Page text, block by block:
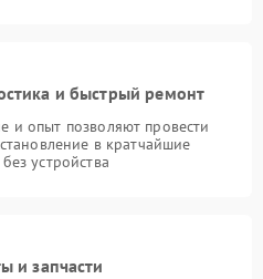
и быстрый ремонт
и опыт позволяют провести
в кратчайшие
устройства
и запчасти